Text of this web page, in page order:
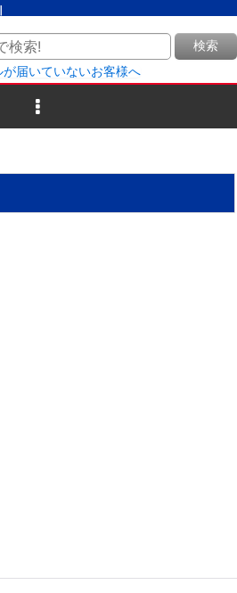
検索
届いていないお客様へ